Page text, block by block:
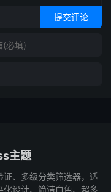
提交评论
主题
证、多级分类筛选器，适
设计、简洁白色、超多